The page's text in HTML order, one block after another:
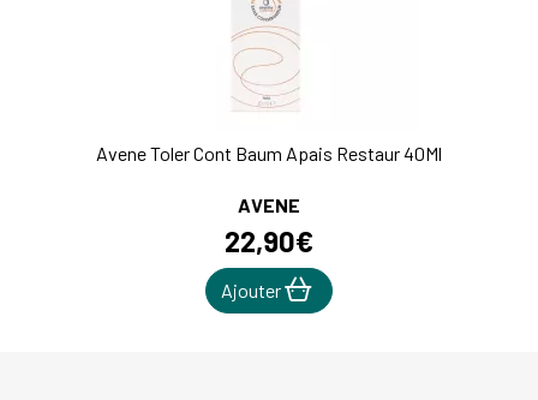
Avene Toler Cont Baum Apais Restaur 40Ml
AVENE
22,90€
Ajouter